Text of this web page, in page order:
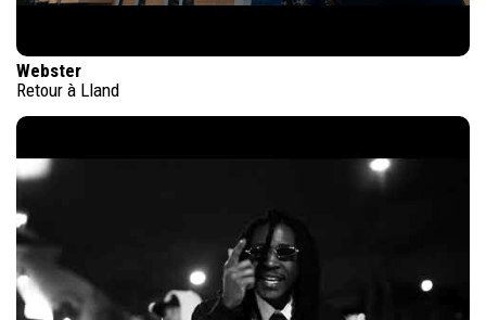
Webster
Retour à Lland